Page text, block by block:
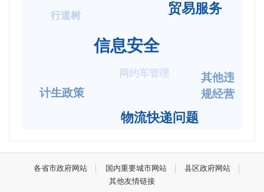
计生政策
物流快递问题
信息安全
行道树
网约车管理
其他违
规经营
贸易服务
各省市政府网站 国内重要城市网站
县区政府网站
其他友情链接